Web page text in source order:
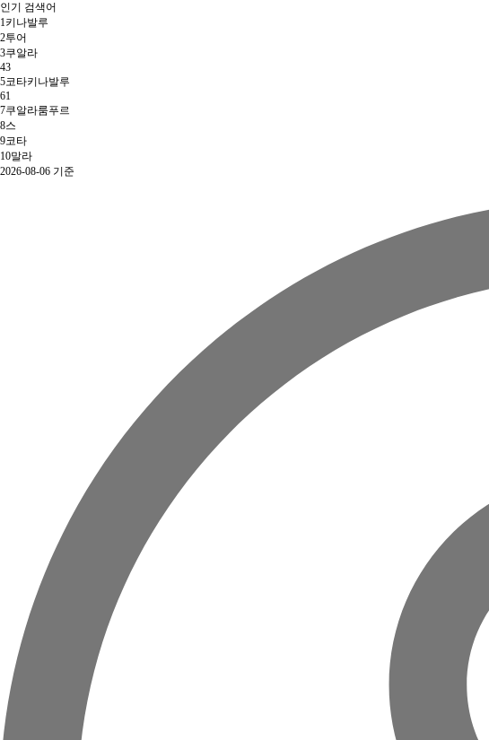
인기 검색어
1키나발루
2투어
3쿠알라
43
5코타키나발루
61
7쿠알라룸푸르
8스
9코타
10말라
2026-08-06 기준